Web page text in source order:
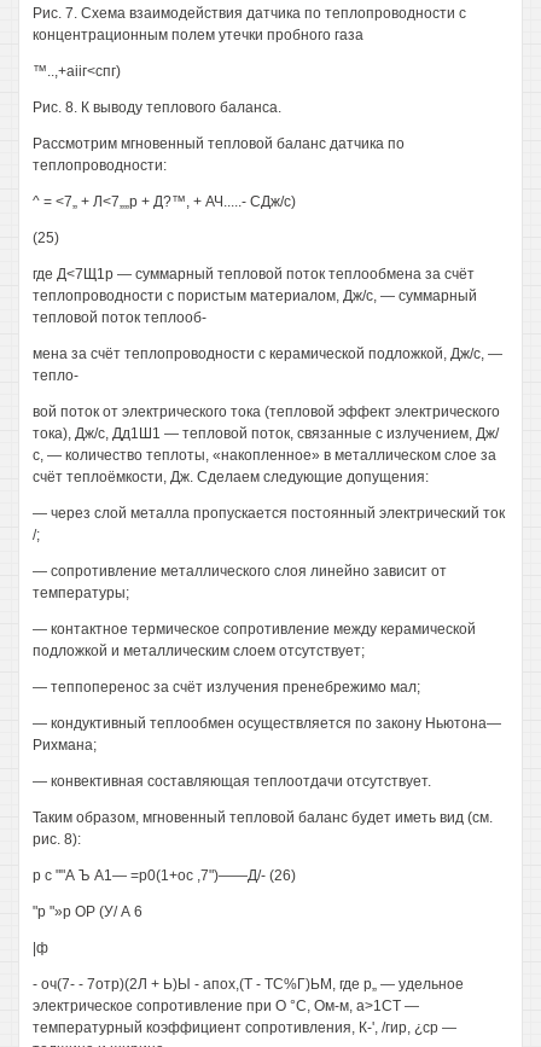
Рис. 7. Схема взаимодействия датчика по теплопроводности с
концентрационным полем утечки пробного газа
™..,+аііг<спг)
Рис. 8. К выводу теплового баланса.
Рассмотрим мгновенный тепловой баланс датчика по
теплопроводности:
^ = <7„ + Л<7„„р + Д?™, + АЧ.....- СДж/с)
(25)
где Д<7Щ1р — суммарный тепловой поток теплообмена за счёт
теплопроводности с пористым материалом, Дж/с, — суммарный
тепловой поток теплооб-
мена за счёт теплопроводности с керамической подложкой, Дж/с, —
тепло-
вой поток от электрического тока (тепловой эффект электрического
тока), Дж/с, Дд1Ш1 — тепловой поток, связанные с излучением, Дж/
с, — количество теплоты, «накопленное» в металлическом слое за
счёт теплоёмкости, Дж. Сделаем следующие допущения:
— через слой металла пропускается постоянный электрический ток
/;
— сопротивление металлического слоя линейно зависит от
температуры;
— контактное термическое сопротивление между керамической
подложкой и металлическим слоем отсутствует;
— теппоперенос за счёт излучения пренебрежимо мал;
— кондуктивный теплообмен осуществляется по закону Ньютона—
Рихмана;
— конвективная составляющая теплоотдачи отсутствует.
Таким образом, мгновенный тепловой баланс будет иметь вид (см.
рис. 8):
р с ""А Ъ А1— =р0(1+ос ,7")——Д/- (26)
"р "»р ОР (У/ А 6
|ф
- оч(7- - 7отр)(2Л + Ь)Ы - апох,(Т - ТС%Г)ЬМ, где р„ — удельное
электрическое сопротивление при О °С, Ом-м, а>1СТ —
температурный коэффициент сопротивления, К-', /гир, ¿ср —